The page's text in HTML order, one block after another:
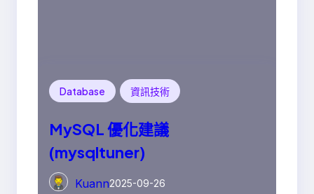
Database 資訊技術
MySQL 優化建議
(mysqltuner)
Kuann2025-09-26